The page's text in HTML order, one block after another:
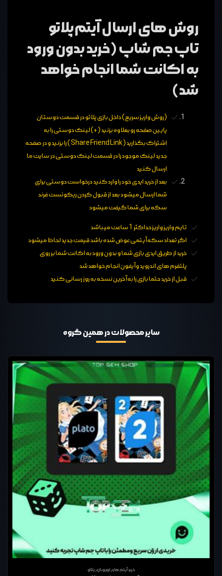
روش های ارسال آیتم پلاتو
تاپ جم شاپ (خرید بدون ورود
به اکانت شما انجام خواهد
شد)
(روش واریز سریع) داخل بازی پلاتو در قسمت دوستان
پایین صفحه رو بعلاوه بزنید (+) لینک دوستی را به
اشتراک بگذارید ( Share Friend Link ) را بزنید و در صفحه
جدید لینک موجود را در قسمت لینک دوستی در سایت ما
ارسال کنید
بعد از خرید ایدی خود را وارد کنید درخواست دوستی برای
شما ارسال میشود بعد از قبول کردن ریکوئست فرند
سکه برای شما گیفت میشود
تایم واریز واریز حداکثر 1 ساعت میباشد
اگر تعداد سکه آیتمی عوض شده باشد قیمت جدید لحاظ میشود
خرید از طریق ایدی بازی شما و بدون ورود به اکانت شما بر روی
پلتفرم های اندروید و آیفون انجام خواهد شد
قبل از خرید حتما بازی را به آخرین نسخه به روز رسانی کنید
سایر محصولات در همین گروه
خرید آیتم های اوچو بازی پلاتو